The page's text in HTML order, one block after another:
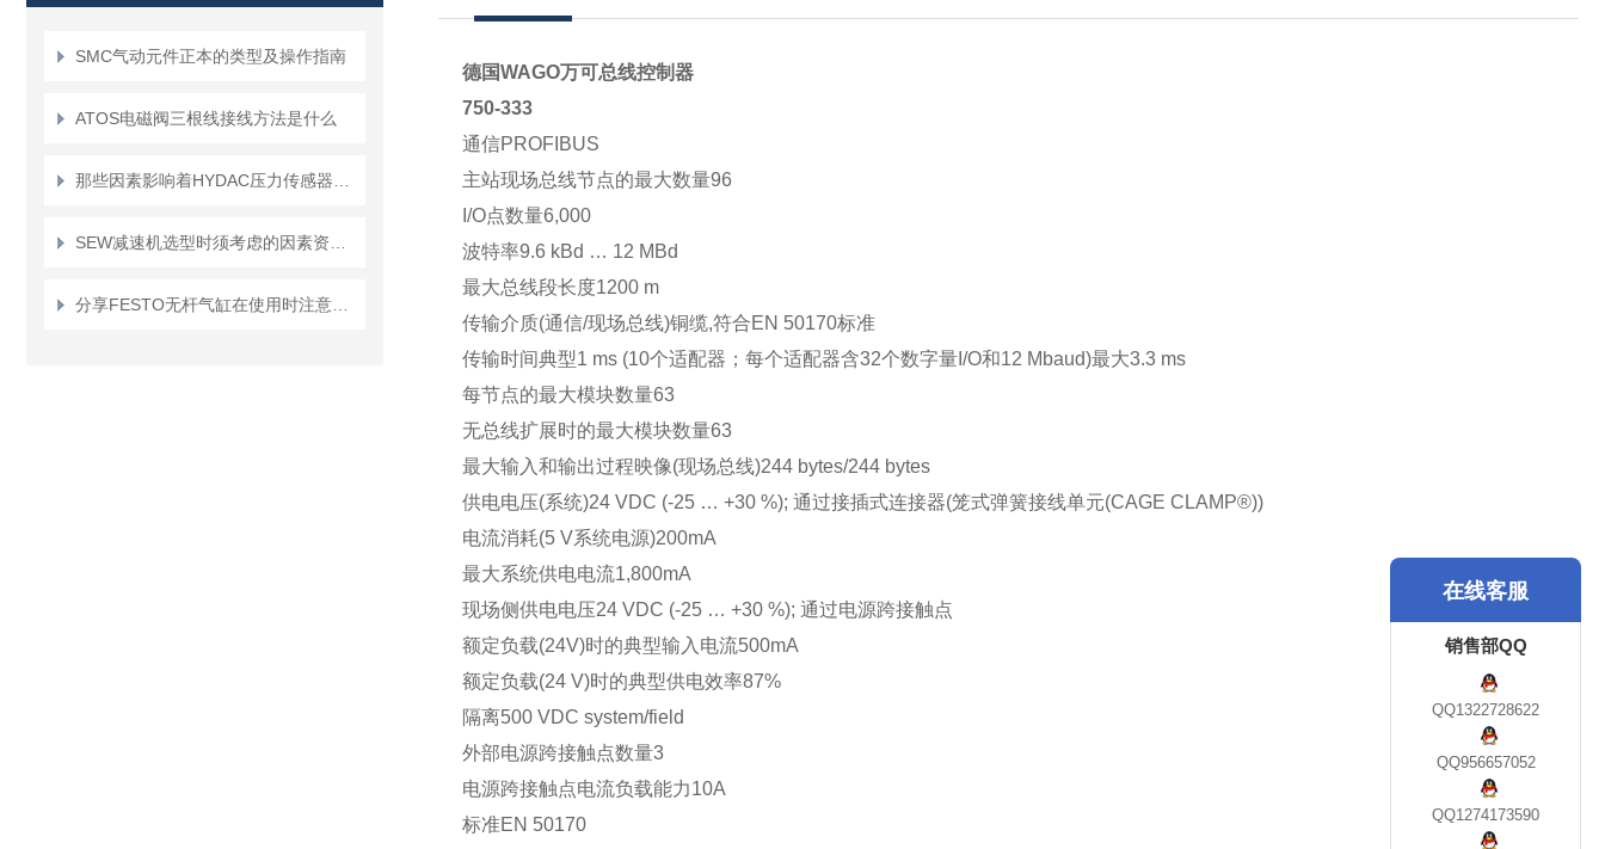
SMC气动元件正本的类型及操作指南
ATOS电磁阀三根线接线方法是什么
德国WAGO万可总线控制器
750-333
通信PROFIBUS
主站现场总线节点的最大数量96
I/O点数量6,000
波特率9.6 kBd … 12 MBd
最大总线段长度1200 m
传输介质(通信/现场总线)铜缆,符合EN 50170标准
传输时间典型1 ms (10个适配器；每个适配器含32个数字量I/O和12 Mbaud)最大3.3 ms
每节点的最大模块数量63
无总线扩展时的最大模块数量63
最大输入和输出过程映像(现场总线)244 bytes/244 bytes
供电电压(系统)24 VDC (-25 … +30 %); 通过接插式连接器(笼式弹簧接线单元(CAGE CLAMP®))
电流消耗(5 V系统电源)200mA
最大系统供电电流1,800mA
现场侧供电电压24 VDC (-25 … +30 %); 通过电源跨接触点
额定负载(24V)时的典型输入电流500mA
额定负载(24 V)时的典型供电效率87%
隔离500 VDC system/field
外部电源跨接触点数量3
电源跨接触点电流负载能力10A
标准EN 50170
在线客服
销售部QQ
QQ1322728622
QQ956657052
QQ1274173590